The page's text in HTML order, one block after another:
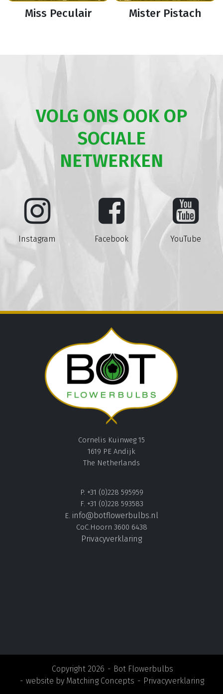
Miss Peculair Mister Pistach
VOLG ONS OOK OP
SOCIALE
NETWERKEN
Instagram Facebook YouTube
Cornelis Kuinweg 15
1619 PE Andijk
The Netherlands
P. +31 (0)228 595959
F. +31 (0)228 593583
E. info@botflowerbulbs.nl
CoC.Hoorn 3600 6438
Privacyverklaring
Copyright 2026
Bot Flowerbulbs
website by Matching Concepts Privacyverklaring